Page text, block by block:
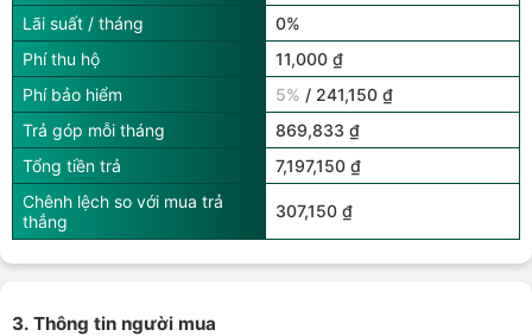
Lãi suất / tháng
0%
Phí thu hộ
11,000 ₫
Phí bảo hiểm
5% / 241,150 ₫
Trả góp mỗi tháng
869,833 ₫
Tổng tiền trả
7,197,150 ₫
Chênh lệch so với mua trả
thẳng
307,150 ₫
3. Thông tin người mua